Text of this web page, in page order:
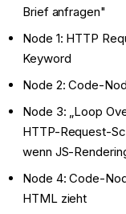
Brief anfragen"
Node 1: HTTP
Keyword
Node 2: Code-
Node 3: „Loop
HTTP-Request-
wenn JS-
Node 4: Code-
HTML zieht